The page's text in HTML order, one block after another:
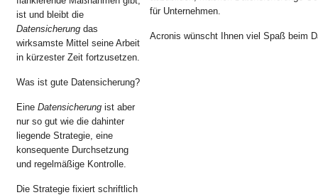
ist und bleibt die
Datensicherung das
wirksamste Mittel seine Arbeit
in kürzester Zeit fortzusetzen.
Was ist gute Datensicherung?
Eine Datensicherung ist aber
nur so gut wie die dahinter
liegende Strategie, eine
konsequente Durchsetzung
und regelmäßige Kontrolle.
Die Strategie fixiert schriftlich
für Unternehmen.
Acronis wünscht Ihnen viel Spaß beim